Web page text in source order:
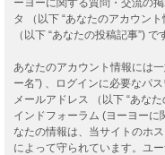
タ （以下 “あなたのアカウン
（以下 “あなたの投稿記事”) で
あなたのアカウント情報には
ー名”) 、ログインに必要なパ
メールアドレス （以下 “あな
インドフォーラム (ヨーヨーに
なたの情報は、当サイトのホ
によって守られています。ユ